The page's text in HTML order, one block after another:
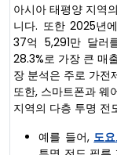
아시아 태평양 지역
니다. 또한 2025년
37억 5,291만 달러
28.3%로 가장 큰 매
장 분석은 주로 가전
또한, 스마트폰과 웨
지역의 다층 투명 전
예를 들어, 도